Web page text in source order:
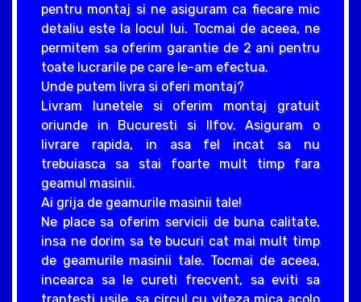
pentru montaj si ne asiguram ca fiecare mic
detaliu este la locul lui. Tocmai de aceea, ne
permitem sa oferim garantie de 2 ani pentru
toate lucrarile pe care le-am efectua.
Unde putem livra si oferi montaj?
Livram lunetele si oferim montaj gratuit
oriunde in Bucuresti si Ilfov. Asiguram o
livrare rapida, in asa fel incat sa nu
trebuiasca sa stai foarte mult timp fara
geamul masinii.
Ai grija de geamurile masinii tale!
Ne place sa oferim servicii de buna calitate,
insa ne dorim sa te bucuri cat mai mult timp
de geamurile masinii tale. Tocmai de aceea,
incearca sa le cureti frecvent, sa eviti sa